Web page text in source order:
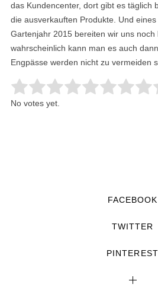
das Kundencenter, dort gibt es täglich
die ausverkauften Produkte. Und eines
Gartenjahr 2015 bereiten wir uns noch
wahrscheinlich kann man es auch
Engpässe werden nicht zu vermeiden
Rate this item:
Submit Rating
No votes yet.
FACEBOOK
TWITTER
PINTEREST